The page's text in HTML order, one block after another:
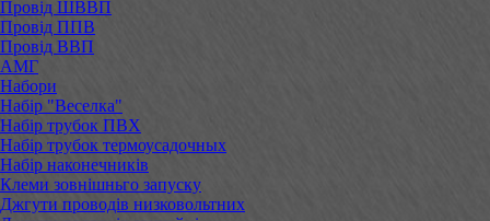
Провід ШВВП
Провід ППВ
Провід ВВП
АМГ
Набори
Набір "Веселка"
Набір трубок ПВХ
Набір трубок термоусадочных
Набір наконечників
Клеми зовнішньго запуску
Джгути проводів низковольтних